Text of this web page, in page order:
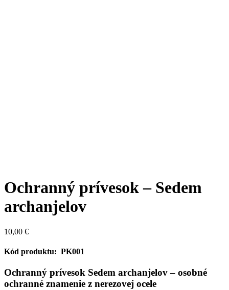
Ochranný prívesok – Sedem
archanjelov
10,00 €
Kód produktu: PK001
Ochranný prívesok Sedem archanjelov – osobné
ochranné znamenie z nerezovej ocele